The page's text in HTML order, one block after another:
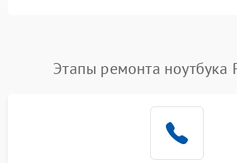
невозможность зарядки,
2500 ₽
2000 ₽
Этапы ремонта ноутбука